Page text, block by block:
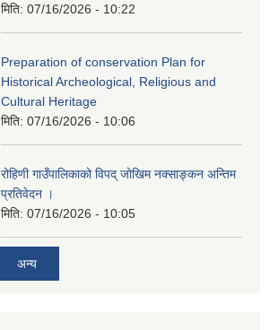
मिति: 07/16/2026 - 10:22
Preparation of conservation Plan for
Historical Archeological, Religious and
Cultural Heritage
मिति: 07/16/2026 - 10:06
रोहिणी गाउँपालिकाको विपद् जोखिम नक्साङ्कन अन्तिम
प्रतिवेदन ।
मिति: 07/16/2026 - 10:05
अन्य